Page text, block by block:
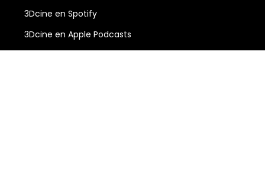
3Dcine en Spotify
3Dcine en Apple Podcasts